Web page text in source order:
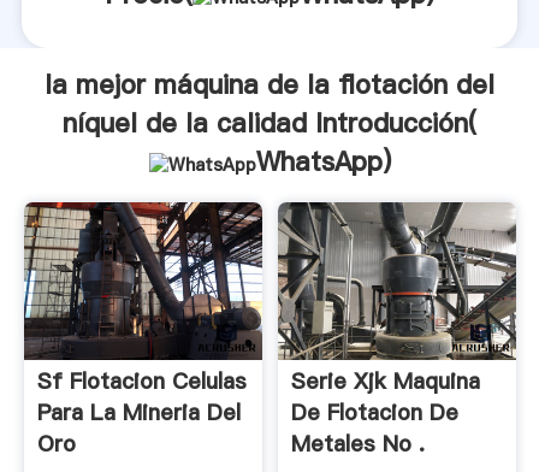
la mejor máquina de la flotación del
níquel de la calidad Introducción(
WhatsApp)
Sf Flotacion Celulas
Para La Mineria Del
Oro
Serie Xjk Maquina
De Flotacion De
Metales No .